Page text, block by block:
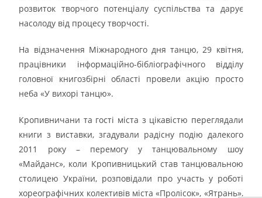
розвиток творчого потенціалу суспільства та дарує
насолоду від процесу творчості.
На відзначення Міжнародного дня танцю, 29 квітня,
працівники інформаційно-бібліографічного відділу
головної книгозбірні області провели акцію просто
неба «У вихорі танцю».
Кропивничани та гості міста з цікавістю переглядали
книги з виставки, згадували радісну подію далекого
2011 року – перемогу у танцювальному шоу
«Майданс», коли Кропивницький став танцювальною
столицею України, розповідали про участь у роботі
хореографічних колективів міста «Пролісок», «Ятрань»,